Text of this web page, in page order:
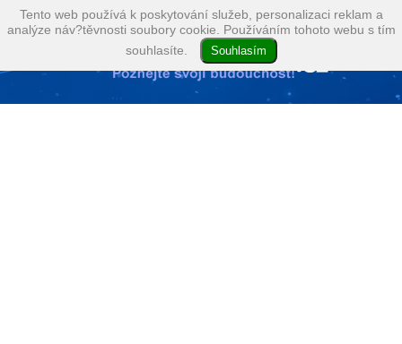
Tento web používá k poskytování služeb, personalizaci reklam a
analýze náv?těvnosti soubory cookie. Používáním tohoto webu s tím
souhlasíte.